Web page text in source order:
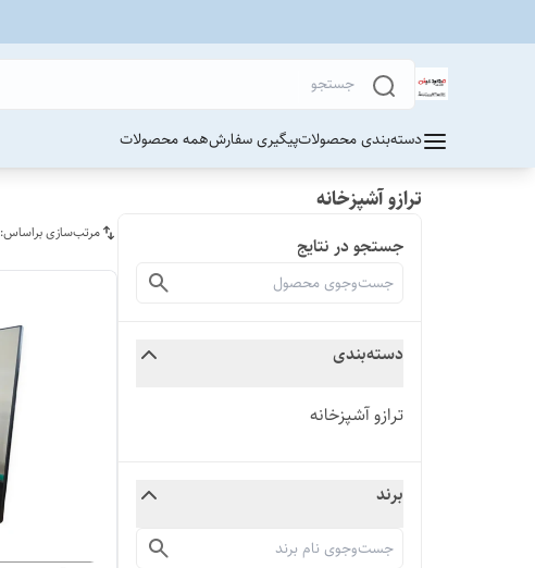
دسته‌بندی محصولاتپیگیری سفارشهمه محصولات
ترازو آشپزخانه
جستجو در نتایج
دسته‌بندی
ترازو آشپزخانه
برند
مرتب‌سازی براساس: